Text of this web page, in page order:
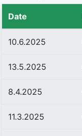
Date
10.6.2025
13.5.2025
8.4.2025
11.3.2025